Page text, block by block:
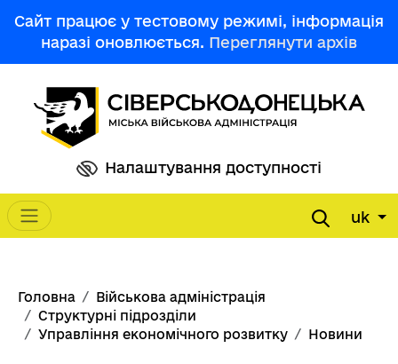
Сайт працює у тестовому режимі, інформація
наразі оновлюється. Переглянути архів
Налаштування доступності
Main navigation uk
Рядок навіґації
Головна
Військова адміністрація
Структурні підрозділи
Управління економічного розвитку
Новини